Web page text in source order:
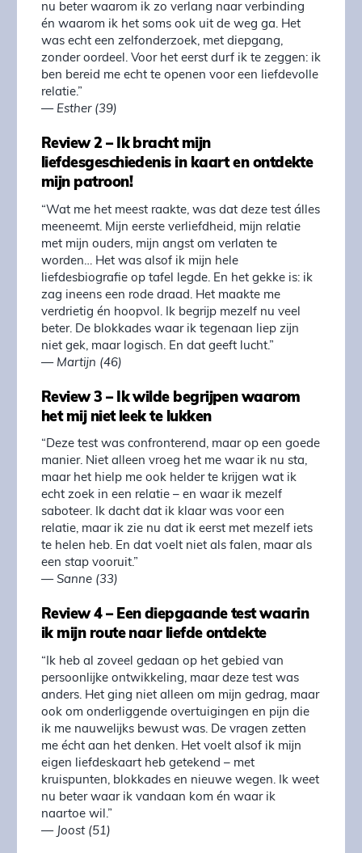
nu beter waarom ik zo verlang naar verbinding
én waarom ik het soms ook uit de weg ga. Het
was echt een zelfonderzoek, met diepgang,
zonder oordeel. Voor het eerst durf ik te zeggen: ik
ben bereid me echt te openen voor een liefdevolle
relatie.”
— Esther (39)
Review 2 – Ik bracht mijn
liefdesgeschiedenis in kaart en ontdekte
mijn patroon!
“Wat me het meest raakte, was dat deze test álles
meeneemt. Mijn eerste verliefdheid, mijn relatie
met mijn ouders, mijn angst om verlaten te
worden… Het was alsof ik mijn hele
liefdesbiografie op tafel legde. En het gekke is: ik
zag ineens een rode draad. Het maakte me
verdrietig én hoopvol. Ik begrijp mezelf nu veel
beter. De blokkades waar ik tegenaan liep zijn
niet gek, maar logisch. En dat geeft lucht.”
— Martijn (46)
Review 3 – Ik wilde begrijpen waarom
het mij niet leek te lukken
“Deze test was confronterend, maar op een goede
manier. Niet alleen vroeg het me waar ik nu sta,
maar het hielp me ook helder te krijgen wat ik
echt zoek in een relatie – en waar ik mezelf
saboteer. Ik dacht dat ik klaar was voor een
relatie, maar ik zie nu dat ik eerst met mezelf iets
te helen heb. En dat voelt niet als falen, maar als
een stap vooruit.”
— Sanne (33)
Review 4 – Een diepgaande test waarin
ik mijn route naar liefde ontdekte
“Ik heb al zoveel gedaan op het gebied van
persoonlijke ontwikkeling, maar deze test was
anders. Het ging niet alleen om mijn gedrag, maar
ook om onderliggende overtuigingen en pijn die
ik me nauwelijks bewust was. De vragen zetten
me écht aan het denken. Het voelt alsof ik mijn
eigen liefdeskaart heb getekend – met
kruispunten, blokkades en nieuwe wegen. Ik weet
nu beter waar ik vandaan kom én waar ik
naartoe wil.”
— Joost (51)